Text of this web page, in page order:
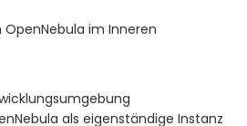
OpenNebula im Inneren
als eigenständige Instanz